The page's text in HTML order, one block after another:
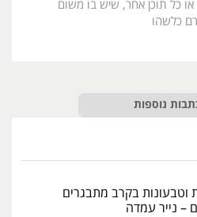
או כל תוכן אחר, שיש בו משום
כלשהו
נוספות
וטבעונות בקרב מתבגרים
– נייר עמדה